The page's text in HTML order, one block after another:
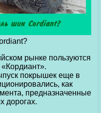
рынке пользуются
покрышек еще в
как
предназначенные
дорогах.